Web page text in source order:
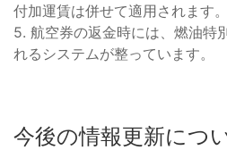
付加運賃は併せて適用されます。
5. 航空券の返金時には、燃油特
れるシステムが整っています。
今後の情報更新につ